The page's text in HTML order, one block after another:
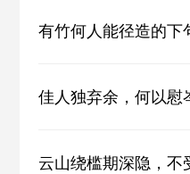
有竹何人能径造的下
佳人独弃余，何以慰
云山绕槛期深隐，